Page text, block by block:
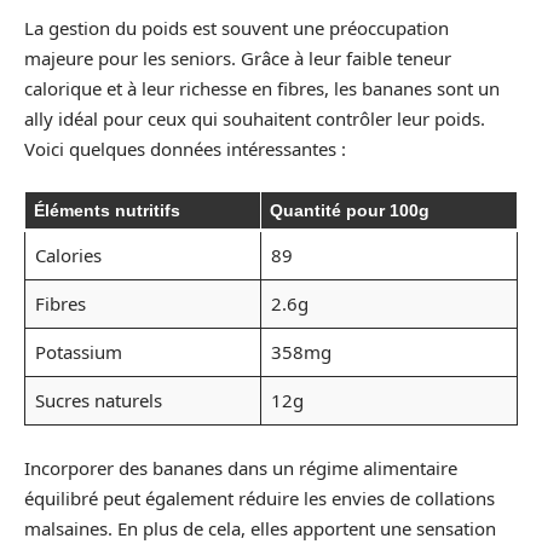
La gestion du poids est souvent une préoccupation
majeure pour les seniors. Grâce à leur faible teneur
calorique et à leur richesse en fibres, les bananes sont un
ally idéal pour ceux qui souhaitent contrôler leur poids.
Voici quelques données intéressantes :
Éléments nutritifs Quantité pour 100g
Calories
89
Fibres
2.6g
Potassium
358mg
Sucres naturels
12g
Incorporer des bananes dans un régime alimentaire
équilibré peut également réduire les envies de collations
malsaines. En plus de cela, elles apportent une sensation